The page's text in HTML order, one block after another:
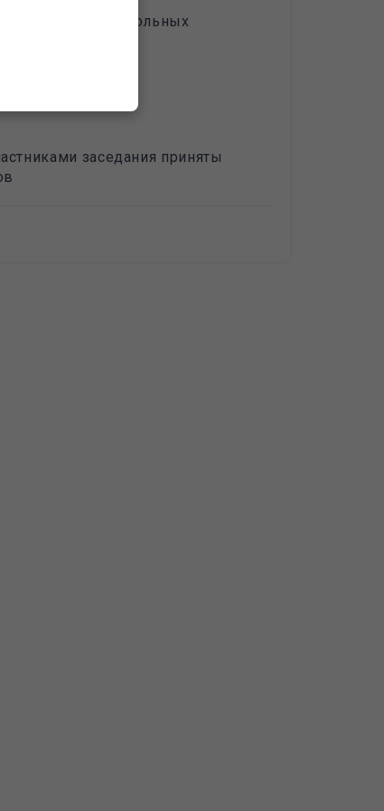
продольных
заседания приняты